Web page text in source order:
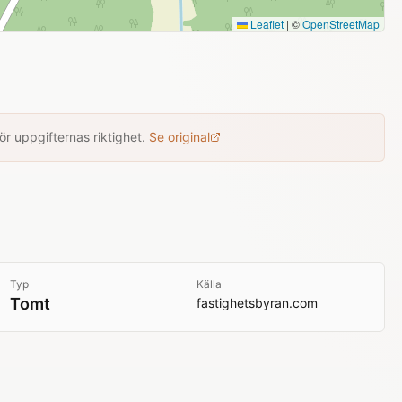
Leaflet | ©OpenStreetMap
uppgifternas riktighet. Se original
Typ
Tomt
Källa
fastighetsbyran.com